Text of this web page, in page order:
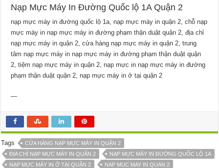
Nạp Mực Máy In Đường Quốc lộ 1A Quận 2
nạp mực máy in đường quốc lộ 1a, nạp mực máy in quận 2, chỗ nạp
mực máy in nạp mực máy in đường phạm thận duật quận 2, địa chỉ
nạp mực máy in quận 2, cửa hàng nạp mực máy in quận 2, trung
tâm nạp mực máy in nạp mực máy in đường phạm thận duật quận
2, tiệm nạp mực máy in quận 2, nạp mực in nạp mực máy in đường
phạm thận duật quận 2, nạp mực máy in ở tại quận 2
—
Tags
CỬA HÀNG NẠP MỰC MÁY IN QUẬN 2
ĐỊA CHỈ NẠP MỰC MÁY IN QUẬN 2
NẠP MỰC MÁY IN ĐƯỜNG QUỐC LỘ 1A
NẠP MỰC MÁY IN Ở TẠI QUẬN 2
NAP MUC MAY IN QUAN 2